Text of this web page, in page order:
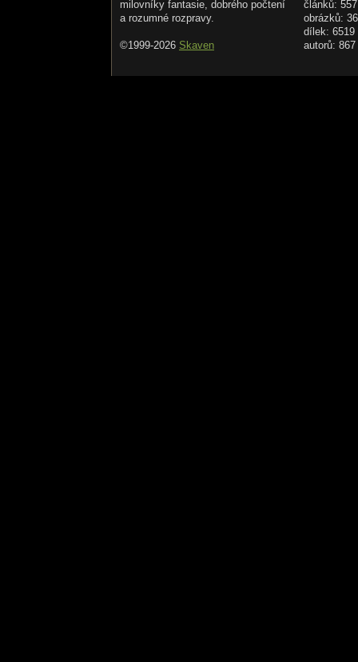
milovníky fantasie, dobrého počtení
a rozumné rozpravy.
©1999-2026 Skaven
článků: 557
obrázků:
dílek: 6519
autorů: 867